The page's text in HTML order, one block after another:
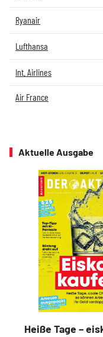
Ryanair
Lufthansa
Int. Airlines
Air France
Aktuelle Ausgabe
Heiße Tage –